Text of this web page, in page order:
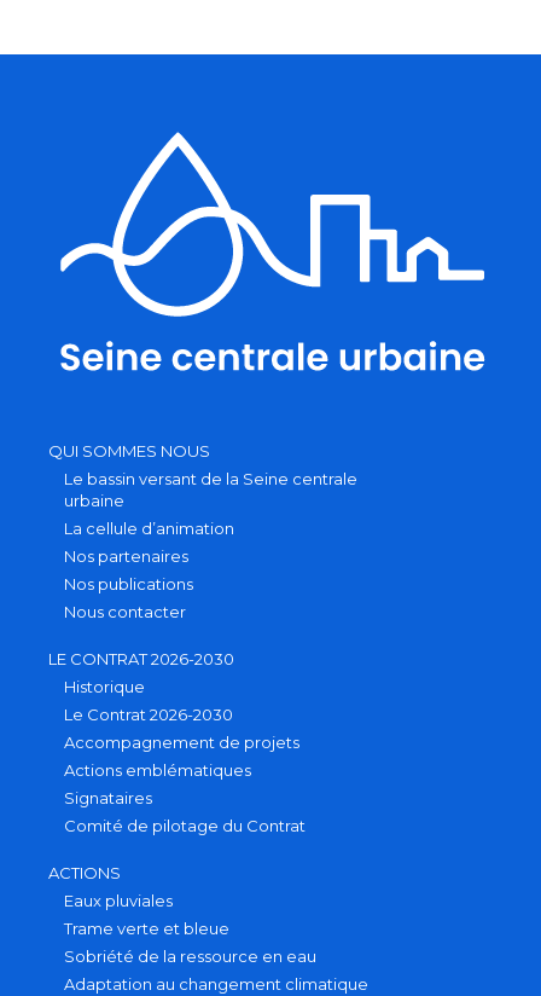
QUI SOMMES NOUS
Le bassin versant de la Seine centrale
urbaine
La cellule d’animation
Nos partenaires
Nos publications
Nous contacter
LE CONTRAT 2026-2030
Historique
Le Contrat 2026-2030
Accompagnement de projets
Actions emblématiques
Signataires
Comité de pilotage du Contrat
ACTIONS
Eaux pluviales
Trame verte et bleue
Sobriété de la ressource en eau
Adaptation au changement climatique